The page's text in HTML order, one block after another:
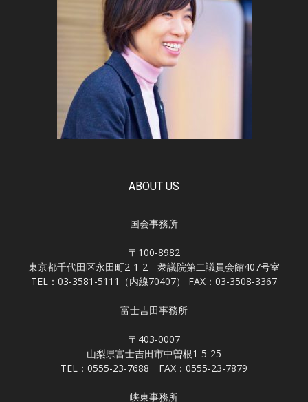
ABOUT US
国会事務所
〒100-8982
東京都千代田区永田町2-1-2 衆議院第二議員会館407号室
TEL：03-3581-5111（内線70407） FAX：03-3508-3367
富士吉田事務所
〒403-0007
山梨県富士吉田市中曽根1-5-25
TEL：0555-23-7688 FAX：0555-23-7879
峡東事務所